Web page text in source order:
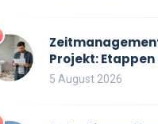
Projekt: Etappen
Puffer richtig
5 August 2026